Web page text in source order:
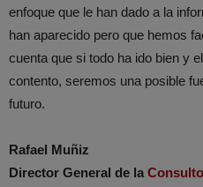
enfoque que le han dado a la
han aparecido pero que hemos
cuenta que si todo ha ido bien y
contento, seremos una posible
futuro.
Rafael Muñiz
Director General de la